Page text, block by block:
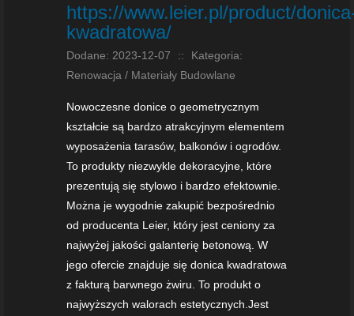
https://www.leier.pl/product/
kwadratowa/
Dodane: 2023-12-07 ::
Kategoria:
Renowacja / Materiały Budowlane
Nowoczesne donice o geometrycznym
kształcie są bardzo atrakcyjnym elementem
wyposażenia tarasów, balkonów i ogrodów.
To produkty niezwykle dekoracyjne, które
prezentują się stylowo i bardzo efektownie.
Można je wygodnie zakupić bezpośrednio
od producenta Leier, który jest ceniony za
najwyżej jakości galanterię betonową. W
jego ofercie znajduje się donica kwadratowa
z fakturą barwnego żwiru. To produkt o
najwyższych walorach estetycznych.Jest